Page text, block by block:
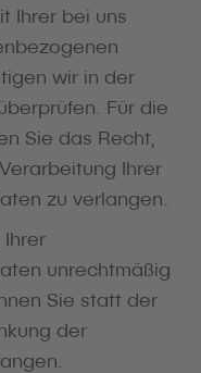
Ihrer bei uns
wir in der
Für die
Sie das Recht,
Ihrer
zu verlangen.
Ihrer
unrechtmäßig
Sie statt der
der